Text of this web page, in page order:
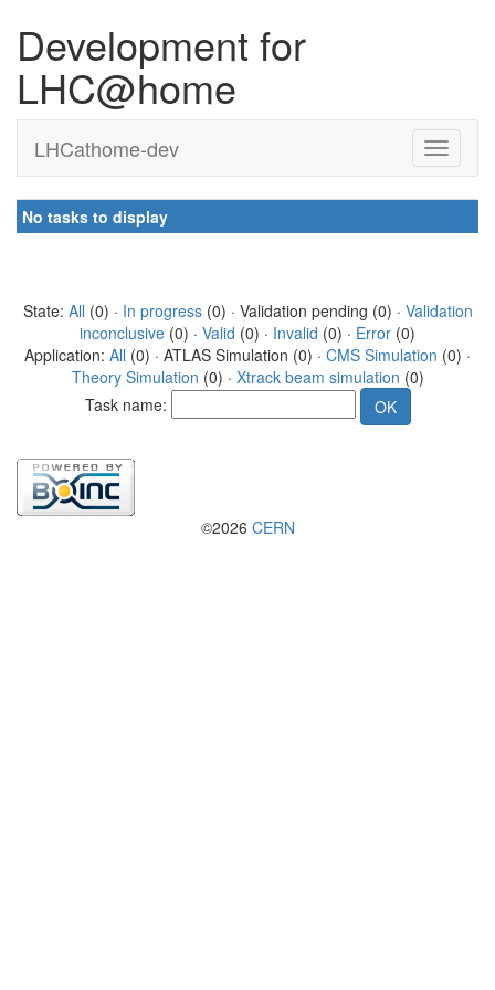
Development for
LHC@home
LHCathome-dev
No tasks to display
State: All (0) · In progress(0) · Validation pending (0) · Validation
inconclusive (0) · Valid (0) · Invalid (0) · Error (0)
Application: All (0) · ATLAS Simulation (0) · CMS Simulation (0) ·
Theory Simulation (0) · Xtrack beam simulation (0)
Task name:
©2026 CERN